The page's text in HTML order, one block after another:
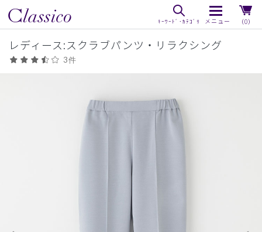
（0）
レディース:スクラブパンツ・リラクシング
3件